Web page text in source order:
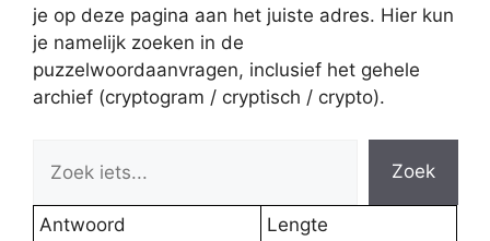
je op deze pagina aan het juiste adres. Hier kun
je namelijk zoeken in de
puzzelwoordaanvragen, inclusief het gehele
archief (cryptogram / cryptisch / crypto).
Zoek
Antwoord
Lengte